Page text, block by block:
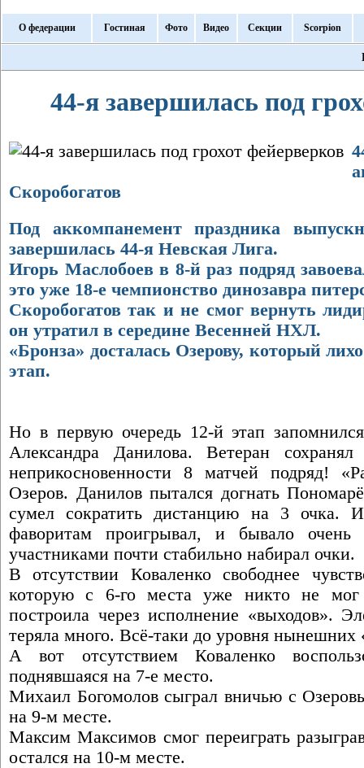
О федерации Гостиная Фото Видео Секции Scorpion
44-я завершилась под
Скоробогатов
Под аккомпанемент праздника
завершилась 44-я Невская Лига.
Игорь Маслобоев в 8-й раз подряд
это уже 18-е чемпионство динозавра
Скоробогатов так и не смог вернуть
он утратил в середине Весенней НХЛ.
«Бронза» досталась Озерову, который
этап.
Но в первую очередь 12-й этап
Александра Данилова. Ветеран
неприкосновенности 8 матчей подряд!
Озеров. Данилов пытался догнать
сумел сократить дистанцию на 3 очка.
фаворитам проигрывал, и бывало
участниками почти стабильно набирал очки.
В отсутствии Коваленко свободнее
которую с 6-го места уже никто не
построила через исполнение «выходов».
теряла много. Всё-таки до уровня нынешних
А вот отсутствием Коваленко
поднявшаяся на 7-е место.
Михаил Богомолов сыграл вничью с
на 9-м месте.
Максим Максимов смог переиграть
остался на 10-м месте.